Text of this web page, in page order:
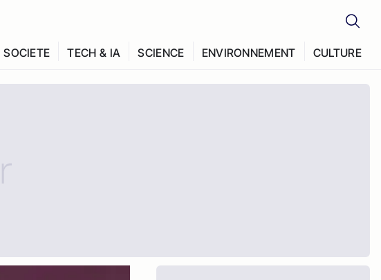
SOCIETE TECH & IA SCIENCE ENVIRONNEMENT CULTURE